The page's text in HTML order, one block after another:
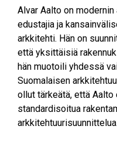
Alvar Aalto on
edustajia ja
arkkitehti. Hän on
että yksittäisiä
hän muotoili yhdessä
Suomalaisen
ollut tärkeätä, että
standardisoitua
arkkitehtuurisuunnittelua.